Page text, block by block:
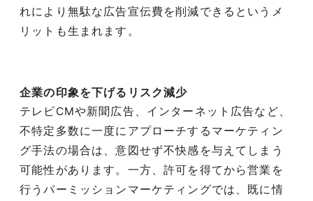
れにより無駄な広告宣伝費を削減できるというメ
リットも生まれます。
企業の印象を下げるリスク減少
テレビCMや新聞広告、インターネット広告など、
不特定多数に一度にアプローチするマーケティン
グ手法の場合は、意図せず不快感を与えてしまう
可能性があります。一方、許可を得てから営業を
行うパーミッションマーケティングでは、既に情